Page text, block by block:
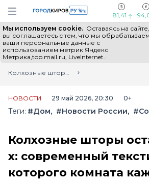
Навигация сайта
81,41
Мы используем cookie. Оставаясь на сайте,
вы соглашаетесь с тем, что мы обрабатываем
ваши персональные данные с
использованием метрик Яндекс
Метрика,top.mail.ru, LiveInternet.
Выборы - 2026 Все новости Мы в
Главная
Лента новостей
Колхозные шторы остались в 90-х: современный текстиль, после которого комната кажется вдвое больше и светлее
НОВОСТИ 29 май 2026, 20:30 0+
Теги: #Дом #Новости России
Колхозные шторы
х: современный
которого комната